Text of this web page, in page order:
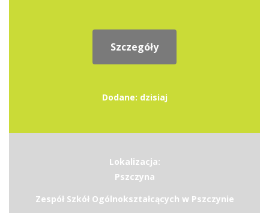
Szczegóły
Dodane: dzisiaj
Lokalizacja:
Pszczyna
Zespół Szkół Ogólnokształcących w Pszczynie